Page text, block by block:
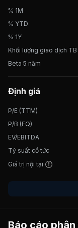
kết với Hiệp hội Xuất
lượng hàng chục
23/05/2024, QBS
% 1M
% YTD
% 1Y
Khối lượng giao dịch TB
Beta 5 năm
Định giá
P/E (TTM)
P/B (FQ)
EV/EBITDA
Tỷ suất cổ tức
Giá trị nội tại
Báo cáo